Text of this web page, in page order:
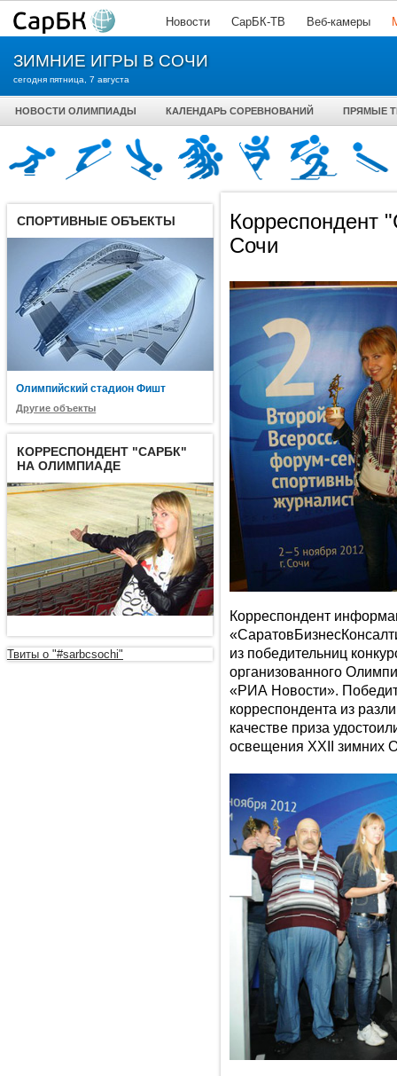
Новости СарБК-ТВ Веб-камеры
ЗИМНИЕ ИГРЫ В СОЧИ
сегодня пятница, 7 августа
НОВОСТИ ОЛИМПИАДЫ КАЛЕНДАРЬ СОРЕВНОВАНИЙ ПРЯМЫЕ
Корреспондент
Сочи
Корреспондент
из победительниц
организованного
«РИА Новости».
корреспондента из
качестве приза
освещения XXII зимних
СПОРТИВНЫЕ ОБЪЕКТЫ
Олимпийский стадион Фишт
Другие объекты
КОРРЕСПОНДЕНТ "САРБК"
НА ОЛИМПИАДЕ
Твиты о "#sarbcsochi"